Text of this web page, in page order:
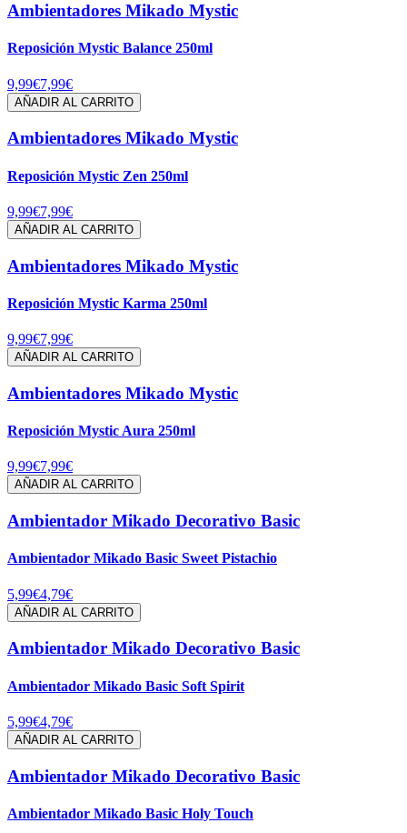
Ambientadores Mikado Mystic
Reposición Mystic Balance 250ml
9,99€7,99€
AÑADIR AL CARRITO
Ambientadores Mikado Mystic
Reposición Mystic Zen 250ml
9,99€7,99€
AÑADIR AL CARRITO
Ambientadores Mikado Mystic
Reposición Mystic Karma 250ml
9,99€7,99€
AÑADIR AL CARRITO
Ambientadores Mikado Mystic
Reposición Mystic Aura 250ml
9,99€7,99€
AÑADIR AL CARRITO
Ambientador Mikado Decorativo Basic
Ambientador Mikado Basic Sweet Pistachio
5,99€4,79€
AÑADIR AL CARRITO
Ambientador Mikado Decorativo Basic
Ambientador Mikado Basic Soft Spirit
5,99€4,79€
AÑADIR AL CARRITO
Ambientador Mikado Decorativo Basic
Ambientador Mikado Basic Holy Touch